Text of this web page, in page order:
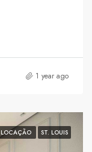
1 year ago
LOCAÇÃO ST. LOUIS